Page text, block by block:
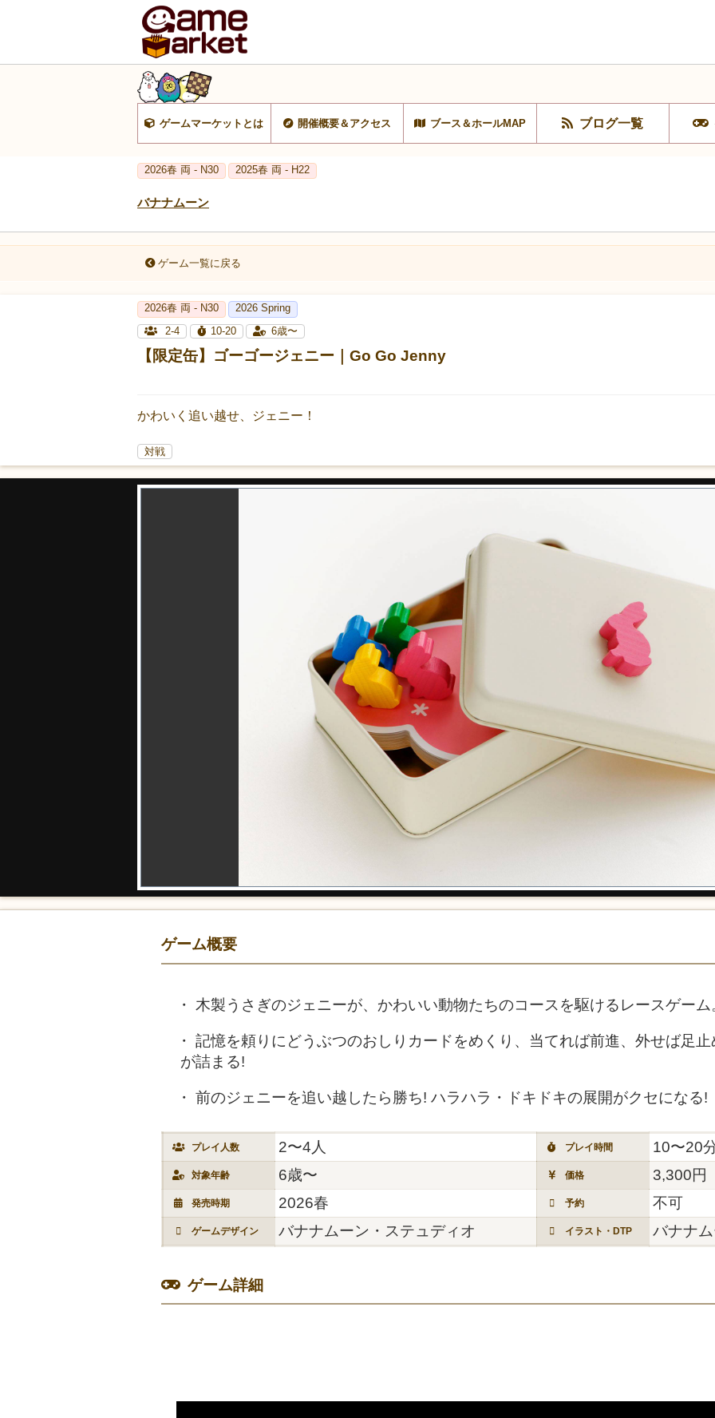
ゲームマーケットとは 開催概要＆アクセス ブース＆ホールMAP ブログ一覧
2026春 両 - N30 2025春 両 - H22
バナナムーン
ゲーム一覧に戻る
2026春 両 - N30
2026 Spring
2-4
10-20 6歳〜
【限定缶】ゴーゴージェニー｜Go Go Jenny
かわいく追い越せ、ジェニー！
対戦
ゲーム概要
木製うさぎのジェニーが、かわいい動物たちのコースを駆けるレースゲーム
記憶を頼りにどうぶつのおしりカードをめくり、当てれば前進、外せば足
が詰まる!
前のジェニーを追い越したら勝ち! ハラハラ・ドキドキの展開がクセになる!
プレイ人数 2〜4人 プレイ時間 10〜20
対象年齢 6歳〜 価格 3,300円
発売時期 2026春 予約 不可
ゲームデザイン バナナムーン・ステュディオ イラスト・DTP バナナ
ゲーム詳細